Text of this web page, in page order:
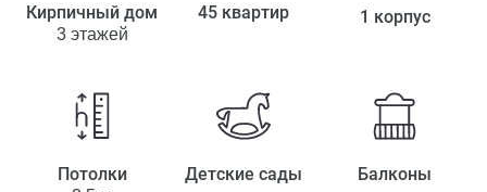
Кирпичный дом
3 этажей
45 квартир 1 корпус
Потолки Детские сады Балконы